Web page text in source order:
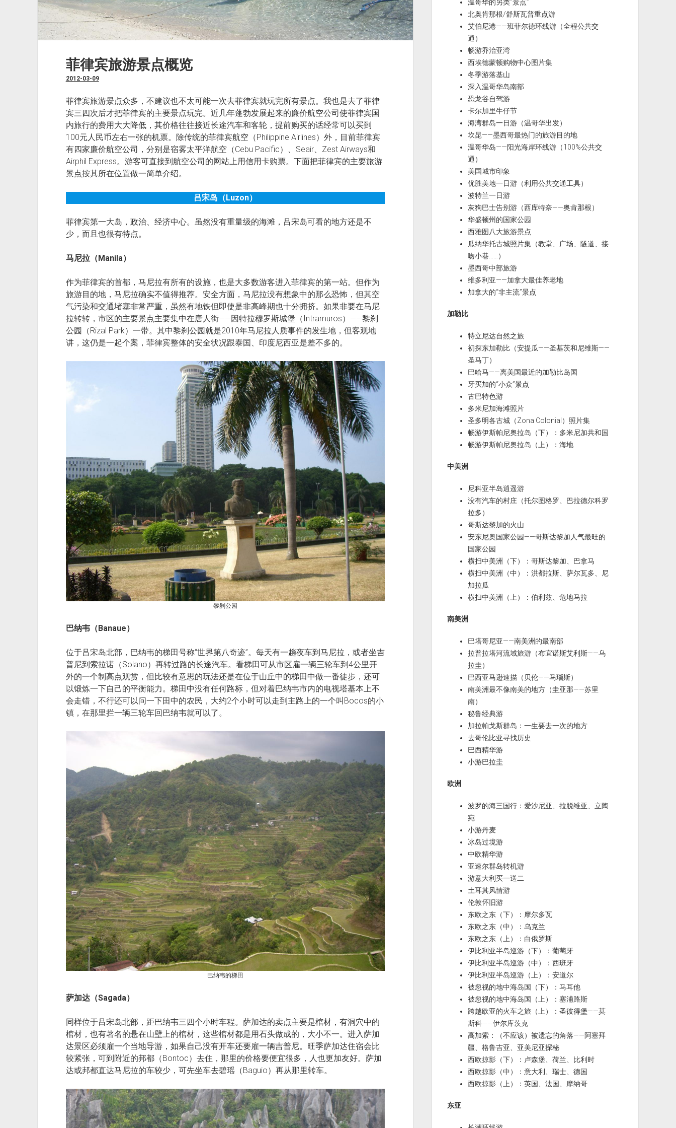
菲律宾旅游景点概览
2012-03-09
菲律宾旅游景点众多，不建议也不太可能一次去菲律宾就玩完所有景点。我也是去了菲律
宾三四次后才把菲律宾的主要景点玩完。近几年蓬勃发展起来的廉价航空公司使菲律宾国
内旅行的费用大大降低，其价格往往接近长途汽车和客轮，提前购买的话经常可以买到
100元人民币左右一张的机票。除传统的菲律宾航空（Philippine Airlines）外，目前菲律宾
有四家廉价航空公司，分别是宿雾太平洋航空（Cebu Pacific）、Seair、Zest Airways和
Airphil Express。游客可直接到航空公司的网站上用信用卡购票。下面把菲律宾的主要旅游
景点按其所在位置做一简单介绍。
吕宋岛（ Luzon）
菲律宾第一大岛，政治、经济中心。虽然没有重量级的海滩，吕宋岛可看的地方还是不
少，而且也很有特点。
马尼拉（Manila）
作为菲律宾的首都，马尼拉有所有的设施，也是大多数游客进入菲律宾的第一站。但作为
旅游目的地，马尼拉确实不值得推荐。安全方面，马尼拉没有想象中的那么恐怖，但其空
气污染和交通堵塞非常严重，虽然有地铁但即使是非高峰期也十分拥挤。如果非要在马尼
拉转转，市区的主要景点主要集中在唐人街——因特拉穆罗斯城堡（Intramuros）——黎刹
公园（Rizal Park）一带。其中黎刹公园就是2010年马尼拉人质事件的发生地，但客观地
讲，这仍是一起个案，菲律宾整体的安全状况跟泰国、印度尼西亚是差不多的。
黎刹公园
巴纳韦（Banaue）
位于吕宋岛北部，巴纳韦的梯田号称“世界第八奇迹”。每天有一趟夜车到马尼拉，或者坐吉
普尼到索拉诺（Solano）再转过路的长途汽车。看梯田可从市区雇一辆三轮车到4公里开
外的一个制高点观赏，但比较有意思的玩法还是在位于山丘中的梯田中做一番徒步，还可
以锻炼一下自己的平衡能力。梯田中没有任何路标，但对着巴纳韦市内的电视塔基本上不
会走错，不行还可以问一下田中的农民，大约2个小时可以走到主路上的一个叫Bocos的小
镇，在那里拦一辆三轮车回巴纳韦就可以了。
巴纳韦的梯田
萨加达（Sagada）
同样位于吕宋岛北部，距巴纳韦三四个小时车程。萨加达的卖点主要是棺材，有洞穴中的
棺材，也有著名的悬在山壁上的棺材，这些棺材都是用石头做成的，大小不一。进入萨加
达景区必须雇一个当地导游，如果自己没有开车还要雇一辆吉普尼。旺季萨加达住宿会比
较紧张，可到附近的邦都（Bontoc）去住，那里的价格要便宜很多，人也更加友好。萨加
达或邦都直达马尼拉的车较少，可先坐车去碧瑶（Baguio）再从那里转车。
温哥华的另类“景点”
北奥肯那根/舒斯瓦普重点游
艾伯尼港——班菲尔德环线游（全程公共交
通）
畅游乔治亚湾
西埃德蒙顿购物中心图片集
冬季游落基山
深入温哥华岛南部
恐龙谷自驾游
卡尔加里牛仔节
海湾群岛一日游（温哥华出发）
坎昆——墨西哥最热门的旅游目的地
温哥华岛——阳光海岸环线游（100%公共交
通）
美国城市印象
优胜美地一日游（利用公共交通工具）
波特兰一日游
灰狗巴士告别游（西库特奈——奥肯那根）
华盛顿州的国家公园
西雅图八大旅游景点
瓜纳华托古城照片集（教堂、广场、隧道、接
吻小巷……）
墨西哥中部旅游
维多利亚——加拿大最佳养老地
加拿大的“非主流”景点
加勒比
特立尼达自然之旅
初探东加勒比（安提瓜——圣基茨和尼维斯——
圣马丁）
巴哈马——离美国最近的加勒比岛国
牙买加的“小众”景点
古巴特色游
多米尼加海滩照片
圣多明各古城（Zona Colonial）照片集
畅游伊斯帕尼奥拉岛（下）：多米尼加共和国
畅游伊斯帕尼奥拉岛（上）：海地
中美洲
尼科亚半岛逍遥游
没有汽车的村庄（托尔图格罗、巴拉德尔科罗
拉多）
哥斯达黎加的火山
安东尼奥国家公园——哥斯达黎加人气最旺的
国家公园
横扫中美洲（下）：哥斯达黎加、巴拿马
横扫中美洲（中）：洪都拉斯、萨尔瓦多、尼
加拉瓜
横扫中美洲（上）：伯利兹、危地马拉
南美洲
巴塔哥尼亚——南美洲的最南部
拉普拉塔河流域旅游（布宜诺斯艾利斯——乌
拉圭）
巴西亚马逊速描（贝伦——马瑙斯）
南美洲最不像南美的地方（圭亚那——苏里
南）
秘鲁经典游
加拉帕戈斯群岛：一生要去一次的地方
去哥伦比亚寻找历史
巴西精华游
小游巴拉圭
欧洲
波罗的海三国行：爱沙尼亚、拉脱维亚、立陶
宛
小游丹麦
冰岛过境游
中欧精华游
亚速尔群岛转机游
游意大利买一送二
土耳其风情游
伦敦怀旧游
东欧之东（下）：摩尔多瓦
东欧之东（中）：乌克兰
东欧之东（上）：白俄罗斯
伊比利亚半岛巡游（下）：葡萄牙
伊比利亚半岛巡游（中）：西班牙
伊比利亚半岛巡游（上）：安道尔
被忽视的地中海岛国（下）：马耳他
被忽视的地中海岛国（上）：塞浦路斯
跨越欧亚的火车之旅（上）：圣彼得堡——莫
斯科——伊尔库茨克
高加索：（不应该）被遗忘的角落——阿塞拜
疆、格鲁吉亚、亚美尼亚探秘
西欧掠影（下）：卢森堡、荷兰、比利时
西欧掠影（中）：意大利、瑞士、德国
西欧掠影（上）：英国、法国、摩纳哥
东亚